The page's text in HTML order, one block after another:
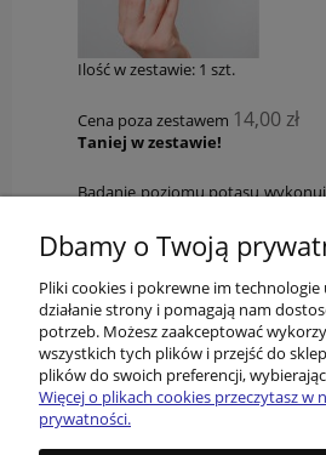
Ilość w zestawie: 1 szt.
Cena poza zestawem 14,00 zł
Taniej w zestawie!
Badanie poziomu potasu
kwasowo-zasadowej, oraz w
leczenia zaburzeń sercowo-
O nas
Dbamy o Twoją
Pliki cookies i pokrewne im
działanie strony i pomagają nam
potrzeb. Możesz zaakceptować
wszystkich tych plików i przejść do
plików do swoich preferencji,
Więcej o plikach cookies przeczytasz w
prywatności.